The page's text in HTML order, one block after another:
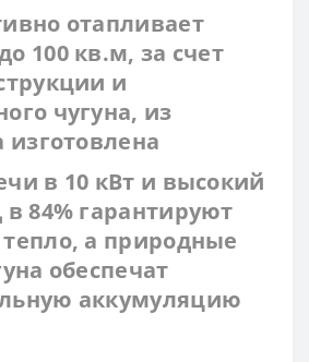
отапливает
100 кв.м, за счет
и
чугуна, из
изготовлена
в 10 кВт и высокий
84% гарантируют
а природные
обеспечат
аккумуляцию